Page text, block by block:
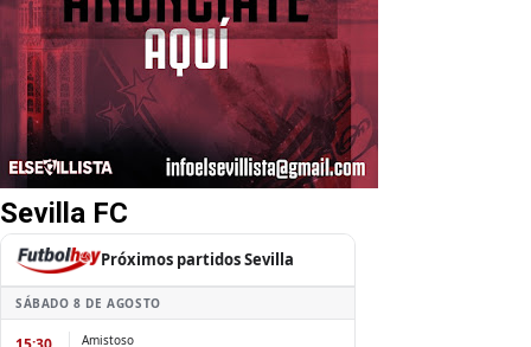
Sevilla FC